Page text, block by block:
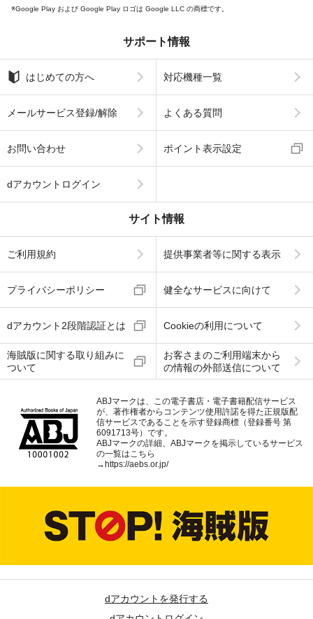
Google Play および Google Play ロゴは Google LLC の商標です。
サポート情報
はじめての方へ 対応機種一覧
メールサービス登録/解除 よくある質問
お問い合わせ ポイント表示設定
dアカウントログイン
サイト情報
ご利用規約 提供事業者等に関する表示
プライバシーポリシー 健全なサービスに向けて
dアカウント2段階認証とは Cookieの利用について
海賊版に関する取り組みに
ついて
お客さまのご利用端末から
の情報の外部送信について
ABJマークは、この電子書店・電子書籍配信サービス
が、著作権者からコンテンツ使用許諾を得た正規版配
信サービスであることを示す登録商標（登録番号 第
6091713号）です。
ABJマークの詳細、ABJマークを掲示しているサービス
の一覧はこちら
→ https://aebs.or.jp/
dアカウントを発行する